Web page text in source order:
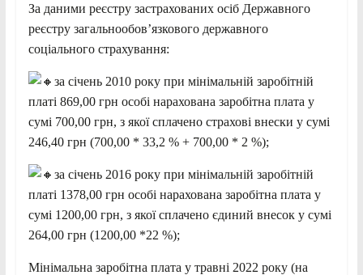
За даними реєстру застрахованих осіб Державного
реєстру загальнообов’язкового державного
соціального страхування:
за січень 2010 року при мінімальній заробітній
платі 869,00 грн особі нарахована заробітна плата у
сумі 700,00 грн, з якої сплачено страхові внески у сумі
246,40 грн (700,00 * 33,2 % + 700,00 * 2 %);
за січень 2016 року при мінімальній заробітній
платі 1378,00 грн особі нарахована заробітна плата у
сумі 1200,00 грн, з якої сплачено єдиний внесок у сумі
264,00 грн (1200,00 *22 %);
Мінімальна заробітна плата у травні 2022 року (на